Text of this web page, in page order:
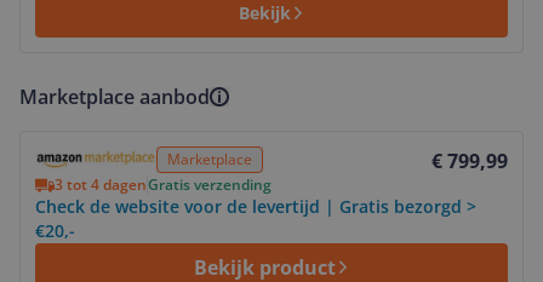
Bekijk
Marketplace aanbod
Marketplace € 799,99
3 tot 4 dagenGratis verzending
Check de website voor de levertijd | Gratis bezorgd >
€20,-
Bekijk product